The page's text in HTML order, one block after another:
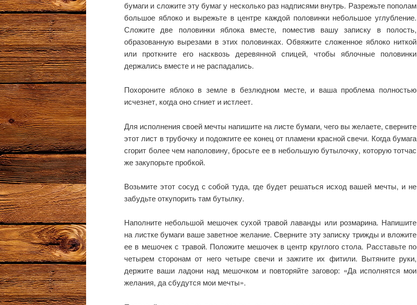
бумаги и сложите эту бумаг у несколько раз надписями внутрь. Разрежьте пополам
большое яблоко и вырежьте в центре каждой половинки небольшое углубление.
Сложите две половинки яблока вместе, поместив вашу записку в полость,
образованную вырезами в этих половинках. Обвяжите сложенное яблоко ниткой
или проткните его насквозь деревянной спицей, чтобы яблочные половинки
держались вместе и не распадались.
Похороните яблоко в земле в безлюдном месте, и ваша проблема полностью
исчезнет, когда оно сгниет и истлеет.
Для исполнения своей мечты напишите на листе бумаги, чего вы желаете, сверните
этот лист в трубочку и подожгите ее конец от пламени красной свечи. Когда бумага
сгорит более чем наполовину, бросьте ее в небольшую бутылочку, которую тотчас
же закупорьте пробкой.
Возьмите этот сосуд с собой туда, где будет решаться исход вашей мечты, и не
забудьте откупорить там бутылку.
Наполните небольшой мешочек сухой травой лаванды или розмарина. Напишите
на листке бумаги ваше заветное желание. Сверните эту записку трижды и вложите
ее в мешочек с травой. Положите мешочек в центр круглого стола. Расставьте по
четырем сторонам от него четыре свечи и зажгите их фитили. Вытяните руки,
держите ваши ладони над мешочком и повторяйте заговор: «Да исполнятся мои
желания, да сбудутся мои мечты».